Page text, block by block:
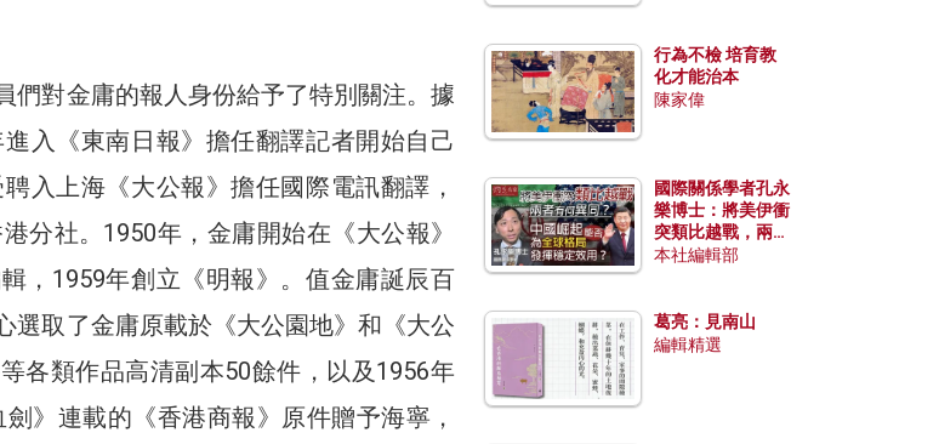
們對金庸的報人身份給予了特別關注。據
入《東南日報》擔任翻譯記者開始自己
入上海《大公報》擔任國際電訊翻譯，
分社。1950年，金庸開始在《大公報》
，1959年創立《明報》。值金庸誕辰百
選取了金庸原載於《大公園地》和《大公
各類作品高清副本50餘件，以及1956年
》連載的《香港商報》原件贈予海寧，
行為不檢 培育教
化才能治本
陳家偉
國際關係學者孔永
樂博士：將美伊衝
突類比越戰，兩者
有何異同？中國崛
本社編輯部
葛亮：見南山
編輯精選